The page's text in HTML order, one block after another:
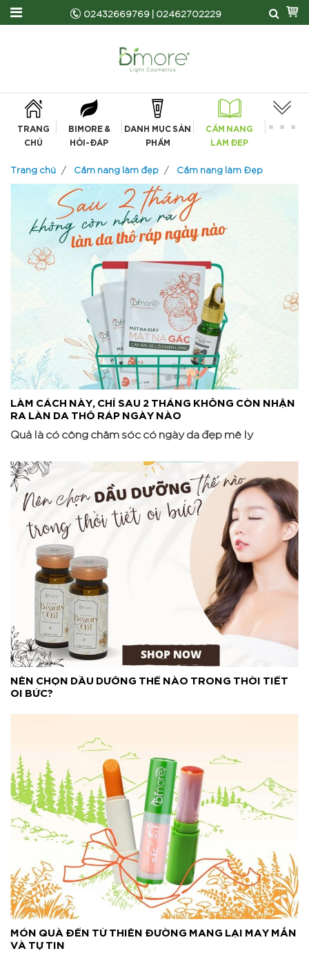
02432669769|02462702229
TRANG
CHỦ
BIMORE &
HỎI-ĐÁP
DANH MỤC SẢN
PHẨM
CẨM NANG
LÀM ĐẸP
Trang chủ Cẩm nang làm đẹp Cẩm nang làm Đẹp
LÀM CÁCH NÀY, CHỈ SAU 2 THÁNG KHÔNG CÒN NHẬN
RA LÀN DA THÔ RÁP NGÀY NÀO
Quả là có công chăm sóc có ngày da đẹp mê ly
NÊN CHỌN DẦU DƯỠNG THẾ NÀO TRONG THỜI TIẾT
OI BỨC?
MÓN QUÀ ĐẾN TỪ THIÊN ĐƯỜNG MANG LẠI MAY MẮN
VÀ TỰ TIN